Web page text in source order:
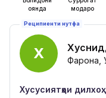
оянда
модарҳо
Реципиенти нутфа
Х Фарғона,
Хусусиятҳои дилхоҳ: